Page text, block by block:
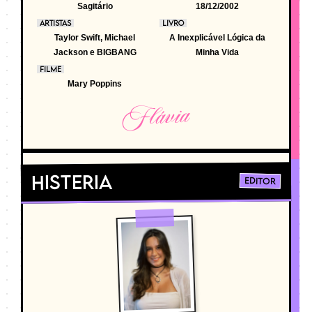
Sagitário 18/12/2002
ARTISTAS
Taylor Swift, Michael
Jackson e BIGBANG
LIVRO
A Inexplicável Lógica da
Minha Vida
FILME
Mary Poppins
Flávia
Histeria Editor